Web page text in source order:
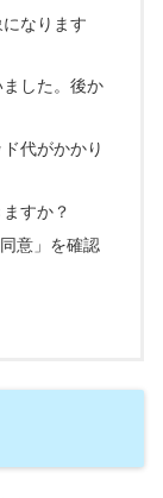
なります
した。後か
代がかかり
すか？
意」を確認